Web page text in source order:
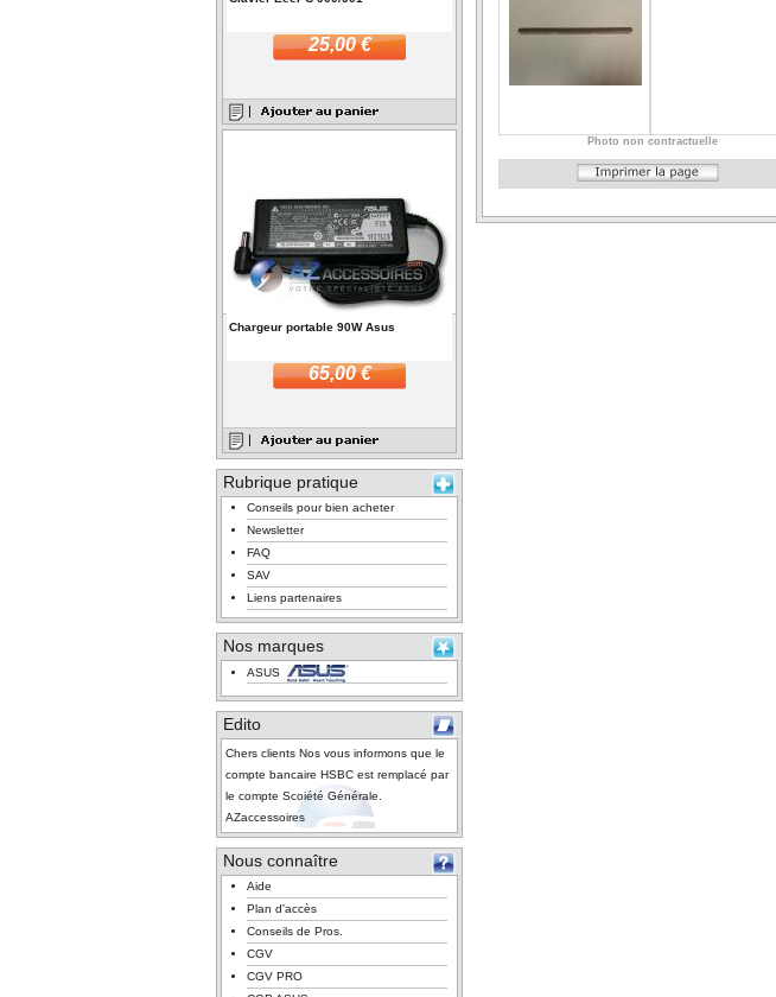
25,00 €
Chargeur portable 90W Asus
65,00 €
Rubrique pratique
Conseils pour bien acheter
Newsletter
FAQ
SAV
Liens partenaires
Nos marques
ASUS
Edito
Chers clients Nos vous informons que le
compte bancaire HSBC est remplacé par
le compte Scoiété Générale.
AZaccessoires
Nous connaître
Aide
Plan d'accès
Conseils de Pros.
CGV
CGV PRO
Photo non contractuelle